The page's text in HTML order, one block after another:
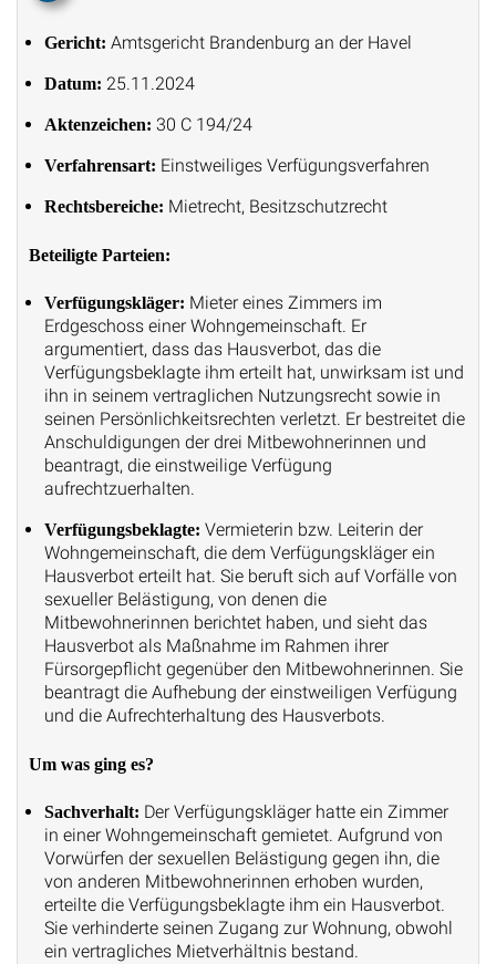
Gericht: Amtsgericht Brandenburg an der Havel
Datum: 25.11.2024
Aktenzeichen: 30 C 194/24
Verfahrensart: Einstweiliges Verfügungsverfahren
Rechtsbereiche: Mietrecht, Besitzschutzrecht
Beteiligte Parteien:
Verfügungskläger: Mieter eines Zimmers im
Erdgeschoss einer Wohngemeinschaft. Er
argumentiert, dass das Hausverbot, das die
Verfügungsbeklagte ihm erteilt hat, unwirksam ist und
ihn in seinem vertraglichen Nutzungsrecht sowie in
seinen Persönlichkeitsrechten verletzt. Er bestreitet die
Anschuldigungen der drei Mitbewohnerinnen und
beantragt, die einstweilige Verfügung
aufrechtzuerhalten.
Verfügungsbeklagte: Vermieterin bzw. Leiterin der
Wohngemeinschaft, die dem Verfügungskläger ein
Hausverbot erteilt hat. Sie beruft sich auf Vorfälle von
sexueller Belästigung, von denen die
Mitbewohnerinnen berichtet haben, und sieht das
Hausverbot als Maßnahme im Rahmen ihrer
Fürsorgepflicht gegenüber den Mitbewohnerinnen. Sie
beantragt die Aufhebung der einstweiligen Verfügung
und die Aufrechterhaltung des Hausverbots.
Um was ging es?
Sachverhalt: Der Verfügungskläger hatte ein Zimmer
in einer Wohngemeinschaft gemietet. Aufgrund von
Vorwürfen der sexuellen Belästigung gegen ihn, die
von anderen Mitbewohnerinnen erhoben wurden,
erteilte die Verfügungsbeklagte ihm ein Hausverbot.
Sie verhinderte seinen Zugang zur Wohnung, obwohl
ein vertragliches Mietverhältnis bestand.